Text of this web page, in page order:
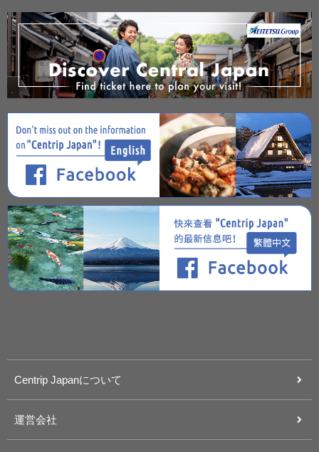
Centrip Japanについて
運営会社